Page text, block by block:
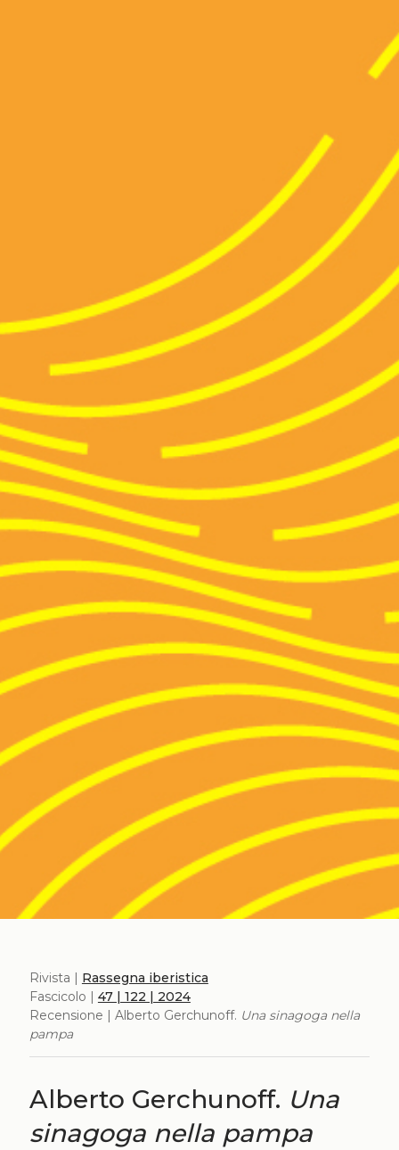
Rivista | Rassegna iberistica
Fascicolo | 47 | 122 | 2024
Recensione | Alberto Gerchunoff. Una sinagoga nella
pampa
Alberto Gerchunoff. Una
sinagoga nella pampa